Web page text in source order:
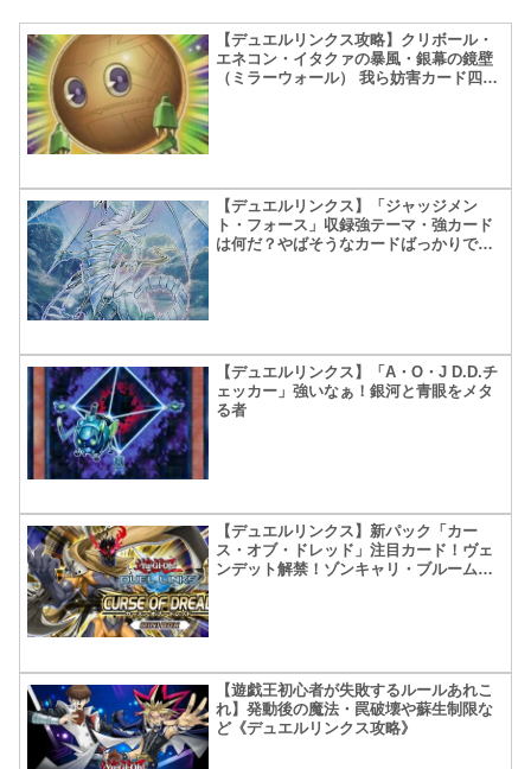
【デュエルリンクス攻略】クリボール・
エネコン・イタクァの暴風・銀幕の鏡壁
（ミラーウォール） 我ら妨害カード四天
【デュエルリンクス】「ジャッジメン
ト・フォース」収録強テーマ・強カード
は何だ？やばそうなカードばっかりでワ
【デュエルリンクス】「A・O・J D.D.チ
ェッカー」強いなぁ！銀河と青眼をメタ
る者
【デュエルリンクス】新パック「カー
ス・オブ・ドレッド」注目カード！ヴェ
ンデット解禁！ゾンキャリ・ブルームも
【遊戯王初心者が失敗するルールあれこ
れ】発動後の魔法・罠破壊や蘇生制限な
ど《デュエルリンクス攻略》